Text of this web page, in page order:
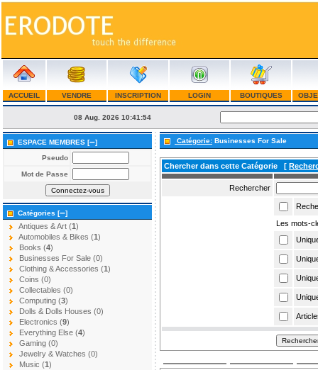
ACCUEIL VENDRE INSCRIPTION LOGIN BOUTIQUES
08 Aug. 2026 10:41:54
ESPACE MEMBRES [–]
Pseudo
Mot de Passe
Catégories [–]
Antiques & Art (1)
Automobiles & Bikes (1)
Books (4)
Businesses For Sale (0)
Clothing & Accessories (1)
Coins (0)
Collectables (0)
Computing (3)
Dolls & Dolls Houses (0)
Electronics (9)
Everything Else (4)
Gaming (0)
Jewelry & Watches (0)
Music (1)
Catégorie: Businesses For Sale
Chercher dans cette Catégorie [
Rechercher
Les mots-